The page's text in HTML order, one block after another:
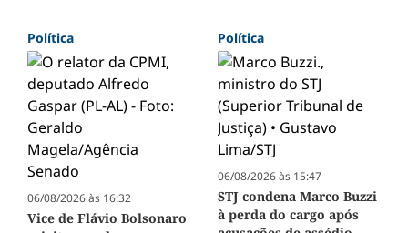
Política
06/08/2026 às 16:32
Vice de Flávio Bolsonaro
Política
06/08/2026 às 15:47
STJ condena Marco Buzzi
à perda do cargo após